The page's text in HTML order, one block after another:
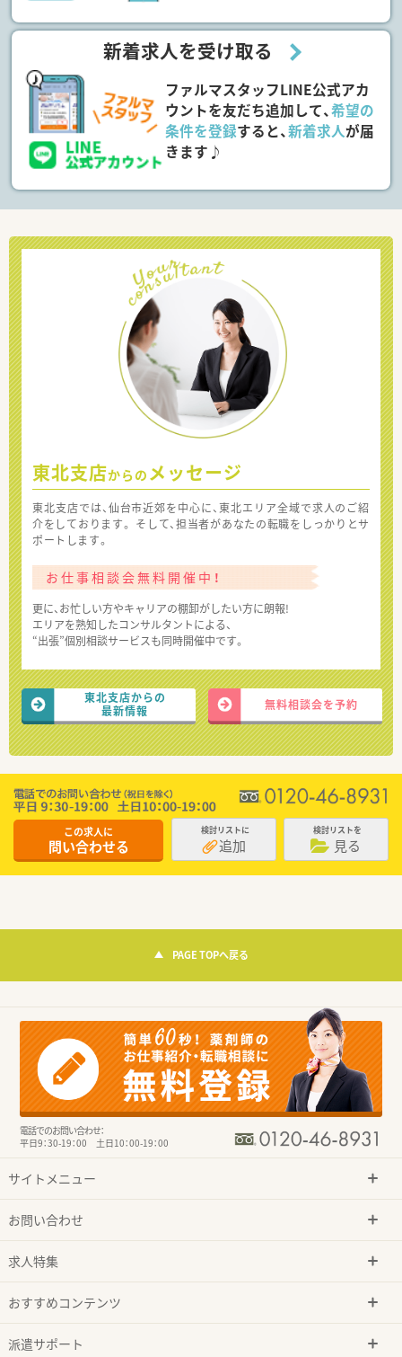
新着求人を受け取る
ファルマスタッフLINE公式アカ
ウントを友だち追加して、希望の
条件を登録すると、新着求人が届
きます♪
東北支店からの メッセージ
東北支店では、仙台市近郊を中心に、東北エリア全域で求人のご紹
介をしております。 そして、担当者があなたの転職をしっかりとサ
ポートします。
お仕事相談会無料開催中！
更に、お忙しい方やキャリアの棚卸がしたい方に朗報!
エリアを熟知したコンサルタントによる、
“出張”個別相談サービスも同時開催中です。
東北支店からの
最新情報
無料相談会を予約
この求人に
問い合わせる
検討リストに
追加
検討リストを
見る
PAGE TOPへ戻る
電話でのお問い合わせ：
平日9：30-19：00 土日10：00-19：00
サイトメニュー
お問い合わせ
求人特集
おすすめコンテンツ
派遣サポート